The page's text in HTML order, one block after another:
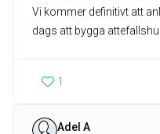
Vi kommer definitivt att
dags att bygga
1
Adel A